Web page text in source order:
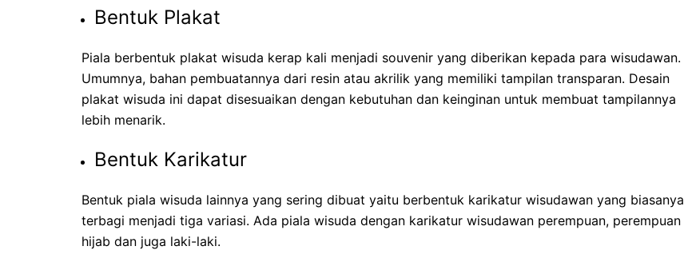
Bentuk Plakat
Piala berbentuk plakat wisuda kerap kali menjadi souvenir yang diberikan kepada para wisudawan.
Umumnya, bahan pembuatannya dari resin atau akrilik yang memiliki tampilan transparan. Desain
plakat wisuda ini dapat disesuaikan dengan kebutuhan dan keinginan untuk membuat tampilannya
lebih menarik.
Bentuk Karikatur
Bentuk piala wisuda lainnya yang sering dibuat yaitu berbentuk karikatur wisudawan yang biasanya
terbagi menjadi tiga variasi. Ada piala wisuda dengan karikatur wisudawan perempuan, perempuan
hijab dan juga laki-laki.